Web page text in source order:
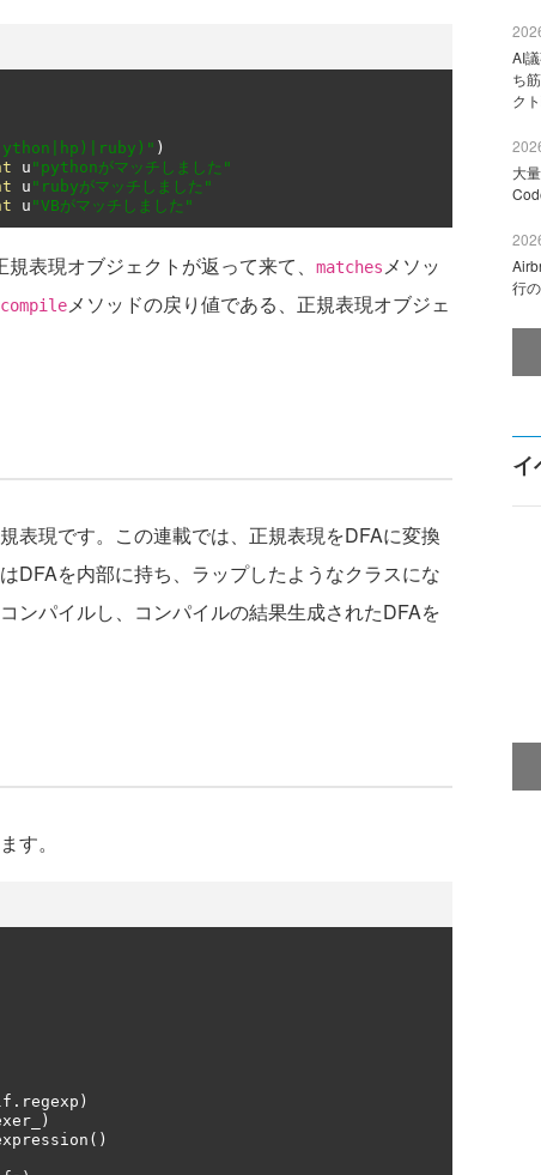
)
u "pythonがマッチしました"
u "rubyがマッチしました"
u "VBがマッチしました"
表現オブジェクトが返って来て、 matchesメソッ
compileメソッドの戻り値である、正規表現オブジェ
表現です。この連載では、正規表現をDFAに変換
DFAを内部に持ち、ラップしたようなクラスにな
ンパイルし、コンパイルの結果生成されたDFAを
す。
. regexp )
)
()
AI
ち
ク
大
行
イ